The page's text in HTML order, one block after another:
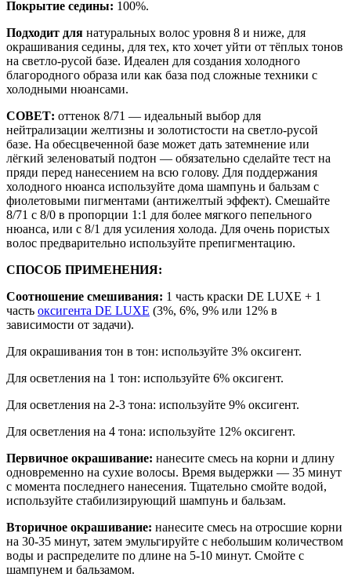
Покрытие седины: 100%.
Подходит для натуральных волос уровня 8 и ниже, для
окрашивания седины, для тех, кто хочет уйти от тёплых тонов
на светло-русой базе. Идеален для создания холодного
благородного образа или как база под сложные техники с
холодными нюансами.
СОВЕТ: оттенок 8/71 — идеальный выбор для
нейтрализации желтизны и золотистости на светло-русой
базе. На обесцвеченной базе может дать затемнение или
лёгкий зеленоватый подтон — обязательно сделайте тест на
пряди перед нанесением на всю голову. Для поддержания
холодного нюанса используйте дома шампунь и бальзам с
фиолетовыми пигментами (антижелтый эффект). Смешайте
8/71 с 8/0 в пропорции 1:1 для более мягкого пепельного
нюанса, или с 8/1 для усиления холода. Для очень пористых
волос предварительно используйте препигментацию.
СПОСОБ ПРИМЕНЕНИЯ:
Соотношение смешивания: 1 часть краски DE LUXE + 1
часть оксигента DE LUXE (3%, 6%, 9% или 12% в
зависимости от задачи).
Для окрашивания тон в тон: используйте 3% оксигент.
Для осветления на 1 тон: используйте 6% оксигент.
Для осветления на 2-3 тона: используйте 9% оксигент.
Для осветления на 4 тона: используйте 12% оксигент.
Первичное окрашивание: нанесите смесь на корни и длину
одновременно на сухие волосы. Время выдержки — 35 минут
с момента последнего нанесения. Тщательно смойте водой,
используйте стабилизирующий шампунь и бальзам.
Вторичное окрашивание: нанесите смесь на отросшие корни
на 30-35 минут, затем эмульгируйте с небольшим количеством
воды и распределите по длине на 5-10 минут. Смойте с
шампунем и бальзамом.